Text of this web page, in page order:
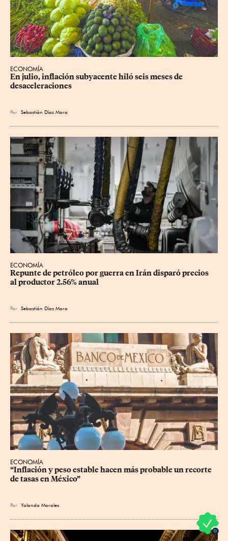
ECONOMÍA
En julio, inflación subyacente hiló seis meses de
desaceleraciones
Por Sebastián Díaz Mora
ECONOMÍA
Repunte de petróleo por guerra en Irán disparó precios
al productor 2.56% anual
Por Sebastián Díaz Mora
ECONOMÍA
“Inflación y peso estable hacen más probable un recorte
de tasas en México”
Por Yolanda Morales